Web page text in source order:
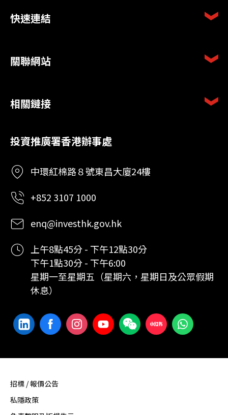
快速連結
關聯網站
相關鏈接
投資推廣署香港辦事處
中環紅棉路８號東昌大廈24樓
+852 3107 1000
enq@investhk.gov.hk
上午8點45分 - 下午12點30分
下午1點30分 - 下午6:00
星期一至星期五（星期六，星期日及公眾假期
休息）
招標 / 報價公告
私隱政策